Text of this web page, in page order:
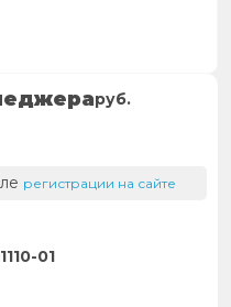
руб.
регистрации на сайте
01